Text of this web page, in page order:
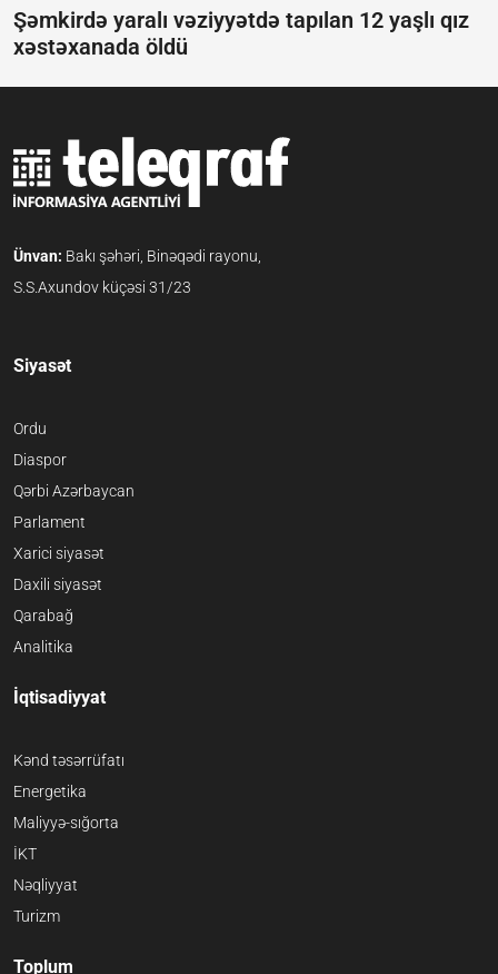
Şəmkirdə yaralı vəziyyətdə tapılan 12 yaşlı qız
xəstəxanada öldü
Ünvan: Bakı şəhəri, Binəqədi rayonu,
S.S.Axundov küçəsi 31/23
Siyasət
Ordu
Diaspor
Qərbi Azərbaycan
Parlament
Xarici siyasət
Daxili siyasət
Qarabağ
Analitika
İqtisadiyyat
Kənd təsərrüfatı
Energetika
Maliyyə-sığorta
İKT
Nəqliyyat
Turizm
Toplum